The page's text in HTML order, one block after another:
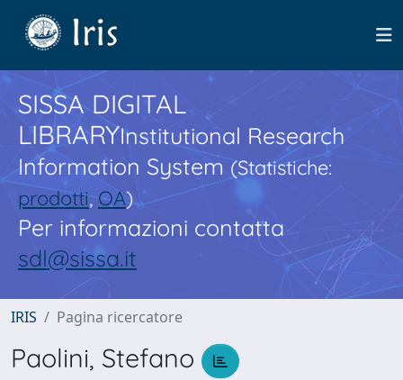
SISSA DIGITAL
LIBRARYInstitutional Research
Information System(Statistiche:
prodotti,OA)
Per informazioni contatta
sdl@sissa.it
IRIS Pagina ricercatore
Paolini, Stefano